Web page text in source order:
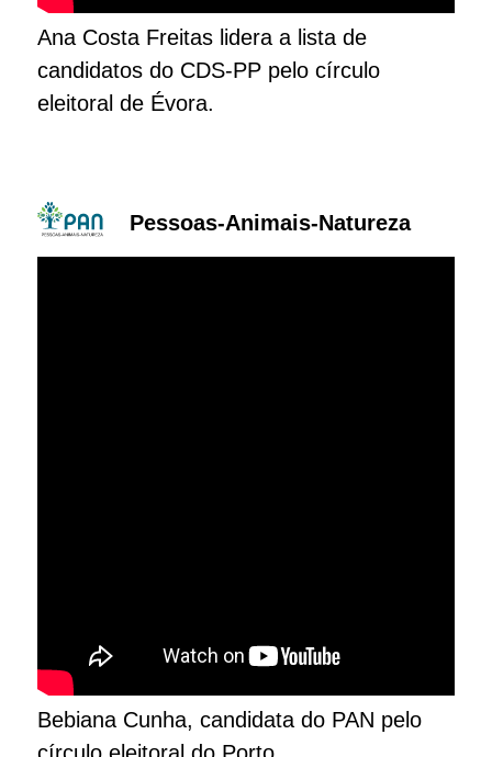
Ana Costa Freitas lidera a lista de
candidatos do CDS-PP pelo círculo
eleitoral de Évora.
Pessoas-Animais-Natureza
Bebiana Cunha, candidata do PAN pelo